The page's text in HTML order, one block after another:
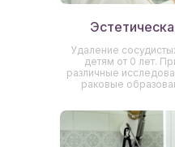
Удаление
детям от 0 лет.
различные
раковые